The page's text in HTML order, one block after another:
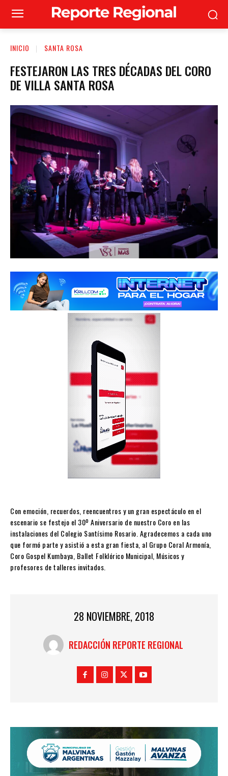
INICIO SANTA ROSA
FESTEJARON LAS TRES DÉCADAS DEL CORO
DE VILLA SANTA ROSA
Con emoción, recuerdos, reencuentros y un gran espectáculo en el
escenario se festejo el 30º Aniversario de nuestro Coro en las
instalaciones del Colegio Santísimo Rosario. Agradecemos a cada uno
que formó parte y asistió a esta gran fiesta, al Grupo Coral Armonía,
Coro Gospel Kumbaya, Ballet Folklórico Municipal, Músicos y
profesores de talleres invitados.
28 NOVIEMBRE, 2018
REDACCIÓN REPORTE REGIONAL